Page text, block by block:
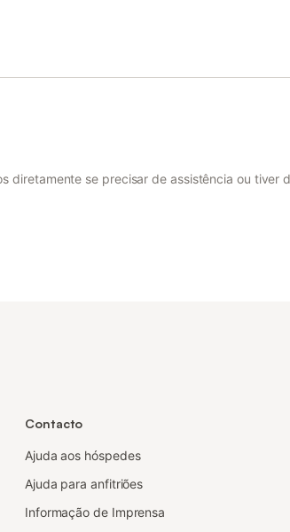
diretamente se precisar de assistência ou tiver
Contacto
Ajuda aos hóspedes
Ajuda para anfitriões
Informação de Imprensa